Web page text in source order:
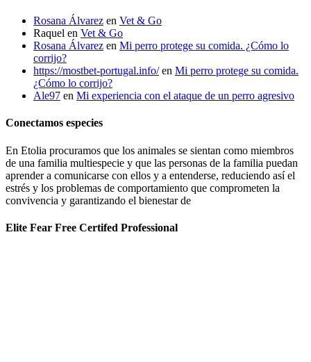
Rosana Álvarez en Vet & Go
Raquel en Vet & Go
Rosana Álvarez en Mi perro protege su comida. ¿Cómo lo
corrijo?
https://mostbet-portugal.info/en Mi perro protege su comida.
¿Cómo lo corrijo?
Ale97 en Mi experiencia con el ataque de un perro agresivo
Conectamos especies
En Etolia procuramos que los animales se sientan como miembros
de una familia multiespecie y que las personas de la familia puedan
aprender a comunicarse con ellos y a entenderse, reduciendo así el
estrés y los problemas de comportamiento que comprometen la
convivencia y garantizando el bienestar de
Elite Fear Free Certifed Professional